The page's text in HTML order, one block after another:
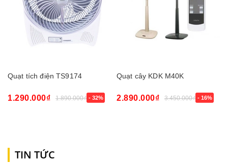
Quạt tích điện TS9174
1.290.000₫ 1.890.000₫ - 32%
Quạt cây KDK M40K
2.890.000₫ 3.450.000₫ - 16%
TIN TỨC